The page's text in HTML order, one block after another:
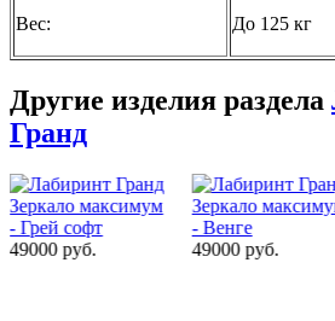
Вес: До 125 кг
Другие изделия раздела
Гранд
49000 руб. 49000 руб.